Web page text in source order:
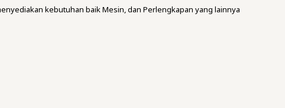
kebutuhan baik Mesin, dan Perlengkapan yang lainnya